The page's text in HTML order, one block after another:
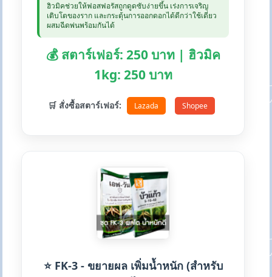
ฮิวมิคช่วยให้ฟอสฟอรัสถูกดูดซับง่ายขึ้น เร่งการเจริญ
เติบโตของราก และกระตุ้นการออกดอกได้ดีกว่าใช้เดี่ยว
ผสมฉีดพ่นพร้อมกันได้
💰 สตาร์เฟอร์: 250 บาท | ฮิวมิค
1kg: 250 บาท
🛒 สั่งซื้อสตาร์เฟอร์: Lazada Shopee
⭐ FK-3 - ขยายผล เพิ่มน้ำหนัก (สำหรับ